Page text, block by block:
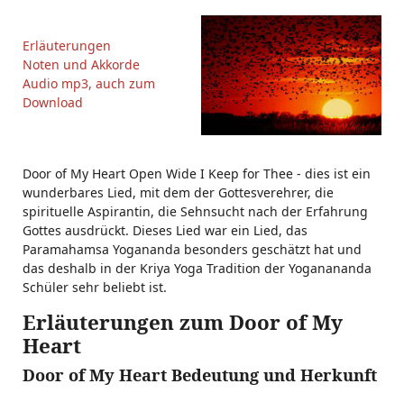
Erläuterungen
Noten und Akkorde
Audio mp3, auch zum
Download
Door of My Heart Open Wide I Keep for Thee - dies ist ein
wunderbares Lied, mit dem der Gottesverehrer, die
spirituelle Aspirantin, die Sehnsucht nach der Erfahrung
Gottes ausdrückt. Dieses Lied war ein Lied, das
Paramahamsa Yogananda besonders geschätzt hat und
das deshalb in der Kriya Yoga Tradition der Yoganananda
Schüler sehr beliebt ist.
Erläuterungen zum Door of My
Heart
Door of My Heart Bedeutung und Herkunft